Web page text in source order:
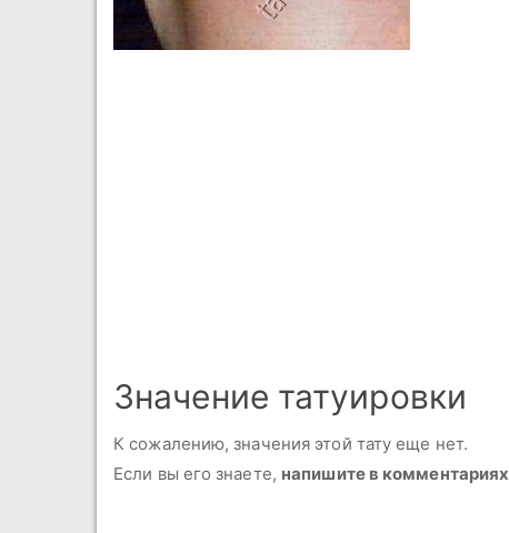
Значение татуировки
К сожалению, значения этой тату еще нет.
Если вы его знаете, напишите в комментариях